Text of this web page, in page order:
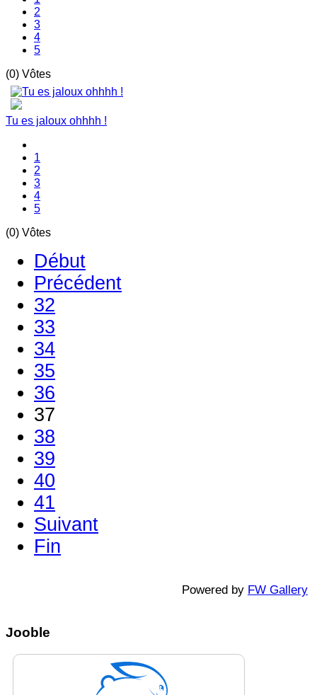
2
3
4
5
(0) Vôtes
Tu es jaloux ohhhh !
1
2
3
4
5
(0) Vôtes
Début
Précédent
32
33
34
35
36
37
38
39
40
41
Suivant
Fin
Powered by FW Gallery
Jooble